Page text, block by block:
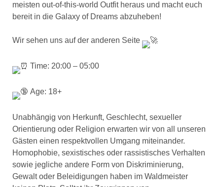
meisten out-of-this-world Outfit heraus und macht euch
bereit in die Galaxy of Dreams abzuheben!
Wir sehen uns auf der anderen Seite
Time: 20:00 – 05:00
Age: 18+
Unabhängig von Herkunft, Geschlecht, sexueller
Orientierung oder Religion erwarten wir von all unseren
Gästen einen respektvollen Umgang miteinander.
Homophobie, sexistisches oder rassistisches Verhalten
sowie jegliche andere Form von Diskriminierung,
Gewalt oder Beleidigungen haben im Waldmeister